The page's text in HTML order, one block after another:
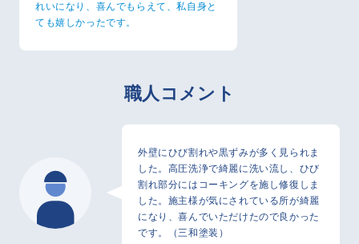
れいになり、喜んでもらえて、私自身と
ても嬉しかったです。
職人コメント
外壁にひび割れや黒ずみが多く見られま
した。高圧洗浄で綺麗に洗い流し、ひび
割れ部分にはコーキングを施し修復しま
した。施主様が気にされている所が綺麗
になり、喜んでいただけたので良かった
です。（三和塗装）